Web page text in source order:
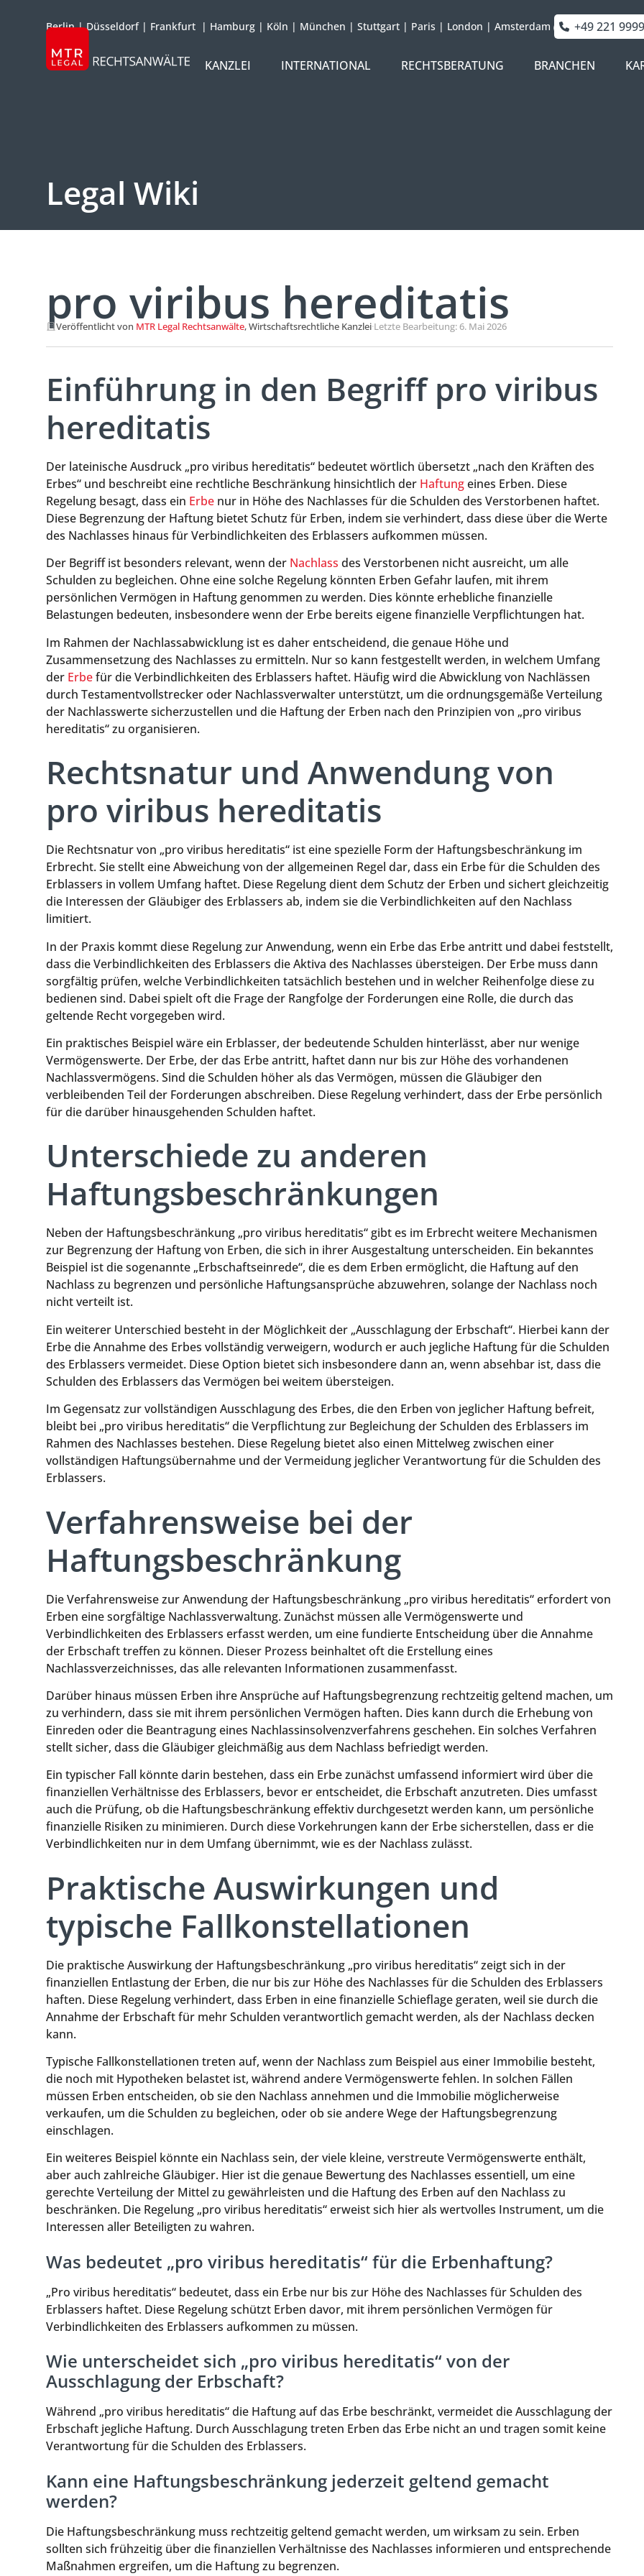
Berlin|Düsseldorf| Frankfurt | Hamburg | Köln | München | Stuttgart | Paris | London | Amsterdam +49 221
KANZLEI
INTERNATIONAL RECHTSBERATUNG BRANCHEN
Legal Wiki
pro viribus hereditatis
Veröffentlicht von MTR Legal Rechtsanwälte, Wirtschaftsrechtliche Kanzlei·Letzte Bearbeitung: 6. Mai 2026
Einführung in den Begriff pro viribus
hereditatis
Der lateinische Ausdruck „pro viribus hereditatis“ bedeutet wörtlich übersetzt „nach den Kräften des
Erbes“ und beschreibt eine rechtliche Beschränkung hinsichtlich der Haftungeines Erben. Diese
Regelung besagt, dass ein Erbe nur in Höhe des Nachlasses für die Schulden des Verstorbenen haftet.
Diese Begrenzung der Haftung bietet Schutz für Erben, indem sie verhindert, dass diese über die Werte
des Nachlasses hinaus für Verbindlichkeiten des Erblassers aufkommen müssen.
Der Begriff ist besonders relevant, wenn der Nachlass des Verstorbenen nicht ausreicht, um alle
Schulden zu begleichen. Ohne eine solche Regelung könnten Erben Gefahr laufen, mit ihrem
persönlichen Vermögen in Haftung genommen zu werden. Dies könnte erhebliche finanzielle
Belastungen bedeuten, insbesondere wenn der Erbe bereits eigene finanzielle Verpflichtungen hat.
Im Rahmen der Nachlassabwicklung ist es daher entscheidend, die genaue Höhe und
Zusammensetzung des Nachlasses zu ermitteln. Nur so kann festgestellt werden, in welchem Umfang
der Erbefür die Verbindlichkeiten des Erblassers haftet. Häufig wird die Abwicklung von Nachlässen
durch Testamentvollstrecker oder Nachlassverwalter unterstützt, um die ordnungsgemäße Verteilung
der Nachlasswerte sicherzustellen und die Haftung der Erben nach den Prinzipien von „pro viribus
hereditatis“ zu organisieren.
Rechtsnatur und Anwendung von
pro viribus hereditatis
Die Rechtsnatur von „pro viribus hereditatis“ ist eine spezielle Form der Haftungsbeschränkung im
Erbrecht. Sie stellt eine Abweichung von der allgemeinen Regel dar, dass ein Erbe für die Schulden des
Erblassers in vollem Umfang haftet. Diese Regelung dient dem Schutz der Erben und sichert gleichzeitig
die Interessen der Gläubiger des Erblassers ab, indem sie die Verbindlichkeiten auf den Nachlass
limitiert.
In der Praxis kommt diese Regelung zur Anwendung, wenn ein Erbe das Erbe antritt und dabei feststellt,
dass die Verbindlichkeiten des Erblassers die Aktiva des Nachlasses übersteigen. Der Erbe muss dann
sorgfältig prüfen, welche Verbindlichkeiten tatsächlich bestehen und in welcher Reihenfolge diese zu
bedienen sind. Dabei spielt oft die Frage der Rangfolge der Forderungen eine Rolle, die durch das
geltende Recht vorgegeben wird.
Ein praktisches Beispiel wäre ein Erblasser, der bedeutende Schulden hinterlässt, aber nur wenige
Vermögenswerte. Der Erbe, der das Erbe antritt, haftet dann nur bis zur Höhe des vorhandenen
Nachlassvermögens. Sind die Schulden höher als das Vermögen, müssen die Gläubiger den
verbleibenden Teil der Forderungen abschreiben. Diese Regelung verhindert, dass der Erbe persönlich
für die darüber hinausgehenden Schulden haftet.
Unterschiede zu anderen
Haftungsbeschränkungen
Neben der Haftungsbeschränkung „pro viribus hereditatis“ gibt es im Erbrecht weitere Mechanismen
zur Begrenzung der Haftung von Erben, die sich in ihrer Ausgestaltung unterscheiden. Ein bekanntes
Beispiel ist die sogenannte „Erbschaftseinrede“, die es dem Erben ermöglicht, die Haftung auf den
Nachlass zu begrenzen und persönliche Haftungsansprüche abzuwehren, solange der Nachlass noch
nicht verteilt ist.
Ein weiterer Unterschied besteht in der Möglichkeit der „Ausschlagung der Erbschaft“. Hierbei kann der
Erbe die Annahme des Erbes vollständig verweigern, wodurch er auch jegliche Haftung für die Schulden
des Erblassers vermeidet. Diese Option bietet sich insbesondere dann an, wenn absehbar ist, dass die
Schulden des Erblassers das Vermögen bei weitem übersteigen.
Im Gegensatz zur vollständigen Ausschlagung des Erbes, die den Erben von jeglicher Haftung befreit,
bleibt bei „pro viribus hereditatis“ die Verpflichtung zur Begleichung der Schulden des Erblassers im
Rahmen des Nachlasses bestehen. Diese Regelung bietet also einen Mittelweg zwischen einer
vollständigen Haftungsübernahme und der Vermeidung jeglicher Verantwortung für die Schulden des
Erblassers.
Verfahrensweise bei der
Haftungsbeschränkung
Die Verfahrensweise zur Anwendung der Haftungsbeschränkung „pro viribus hereditatis“ erfordert von
Erben eine sorgfältige Nachlassverwaltung. Zunächst müssen alle Vermögenswerte und
Verbindlichkeiten des Erblassers erfasst werden, um eine fundierte Entscheidung über die Annahme
der Erbschaft treffen zu können. Dieser Prozess beinhaltet oft die Erstellung eines
Nachlassverzeichnisses, das alle relevanten Informationen zusammenfasst.
Darüber hinaus müssen Erben ihre Ansprüche auf Haftungsbegrenzung rechtzeitig geltend machen, um
zu verhindern, dass sie mit ihrem persönlichen Vermögen haften. Dies kann durch die Erhebung von
Einreden oder die Beantragung eines Nachlassinsolvenzverfahrens geschehen. Ein solches Verfahren
stellt sicher, dass die Gläubiger gleichmäßig aus dem Nachlass befriedigt werden.
Ein typischer Fall könnte darin bestehen, dass ein Erbe zunächst umfassend informiert wird über die
finanziellen Verhältnisse des Erblassers, bevor er entscheidet, die Erbschaft anzutreten. Dies umfasst
auch die Prüfung, ob die Haftungsbeschränkung effektiv durchgesetzt werden kann, um persönliche
finanzielle Risiken zu minimieren. Durch diese Vorkehrungen kann der Erbe sicherstellen, dass er die
Verbindlichkeiten nur in dem Umfang übernimmt, wie es der Nachlass zulässt.
Praktische Auswirkungen und
typische Fallkonstellationen
Die praktische Auswirkung der Haftungsbeschränkung „pro viribus hereditatis“ zeigt sich in der
finanziellen Entlastung der Erben, die nur bis zur Höhe des Nachlasses für die Schulden des Erblassers
haften. Diese Regelung verhindert, dass Erben in eine finanzielle Schieflage geraten, weil sie durch die
Annahme der Erbschaft für mehr Schulden verantwortlich gemacht werden, als der Nachlass decken
kann.
Typische Fallkonstellationen treten auf, wenn der Nachlass zum Beispiel aus einer Immobilie besteht,
die noch mit Hypotheken belastet ist, während andere Vermögenswerte fehlen. In solchen Fällen
müssen Erben entscheiden, ob sie den Nachlass annehmen und die Immobilie möglicherweise
verkaufen, um die Schulden zu begleichen, oder ob sie andere Wege der Haftungsbegrenzung
einschlagen.
Ein weiteres Beispiel könnte ein Nachlass sein, der viele kleine, verstreute Vermögenswerte enthält,
aber auch zahlreiche Gläubiger. Hier ist die genaue Bewertung des Nachlasses essentiell, um eine
gerechte Verteilung der Mittel zu gewährleisten und die Haftung des Erben auf den Nachlass zu
beschränken. Die Regelung „pro viribus hereditatis“ erweist sich hier als wertvolles Instrument, um die
Interessen aller Beteiligten zu wahren.
Was bedeutet „pro viribus hereditatis“ für die Erbenhaftung?
„Pro viribus hereditatis“ bedeutet, dass ein Erbe nur bis zur Höhe des Nachlasses für Schulden des
Erblassers haftet. Diese Regelung schützt Erben davor, mit ihrem persönlichen Vermögen für
Verbindlichkeiten des Erblassers aufkommen zu müssen.
Wie unterscheidet sich „pro viribus hereditatis“ von der
Ausschlagung der Erbschaft?
Während „pro viribus hereditatis“ die Haftung auf das Erbe beschränkt, vermeidet die Ausschlagung der
Erbschaft jegliche Haftung. Durch Ausschlagung treten Erben das Erbe nicht an und tragen somit keine
Verantwortung für die Schulden des Erblassers.
Kann eine Haftungsbeschränkung jederzeit geltend gemacht
werden?
Die Haftungsbeschränkung muss rechtzeitig geltend gemacht werden, um wirksam zu sein. Erben
sollten sich frühzeitig über die finanziellen Verhältnisse des Nachlasses informieren und entsprechende
Maßnahmen ergreifen, um die Haftung zu begrenzen.